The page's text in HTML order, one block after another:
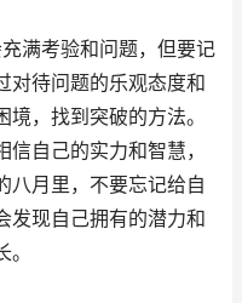
满考验和问题，但要记
对待问题的乐观态度和
，找到突破的方法。
自己的实力和智慧，
八月里，不要忘记给自
发现自己拥有的潜力和